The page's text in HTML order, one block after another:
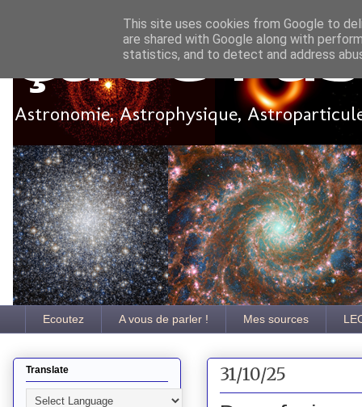
Ça se
Astronomie, Astrophysique,
Ecoutez A vous de parler ! Mes sources
31/10/25
Translate
This site uses cookies from Google to
are shared with Google along with
statistics, and to detect and address